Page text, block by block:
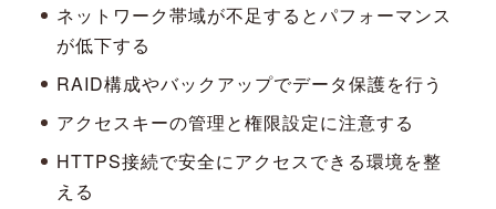
ネットワーク帯域が不足するとパフォーマンス
が低下する
RAID構成やバックアップでデータ保護を行う
アクセスキーの管理と権限設定に注意する
HTTPS接続で安全にアクセスできる環境を整
える